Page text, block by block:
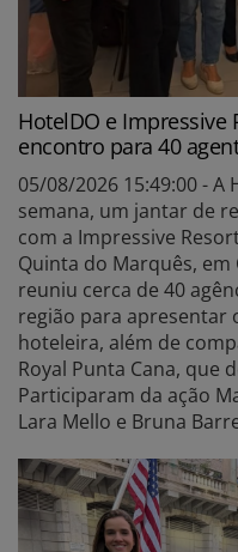
HotelDO e Impressive
encontro para 40
05/08/2026 15:49:00 -
semana, um jantar de
com a Impressive
Quinta do Marquês, em
reuniu cerca de 40
região para apresentar
hoteleira, além de
Royal Punta Cana, que
Participaram da ação
Lara Mello e Bruna